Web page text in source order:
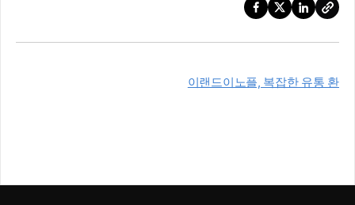
이랜드이노플, 복잡한 유통 환